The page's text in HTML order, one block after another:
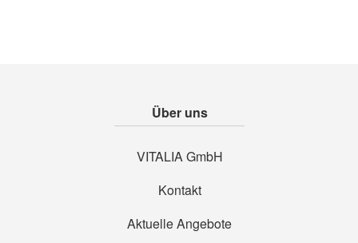
Über uns
VITALIA GmbH
Kontakt
Aktuelle Angebote